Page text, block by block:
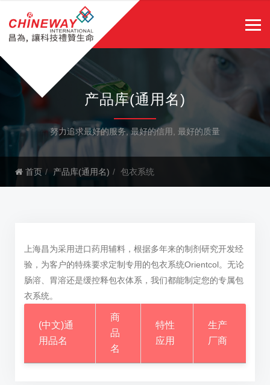
产品库(通用名)
努力追求最好的服务, 最好的信用, 最好的质量
首页 产品库(通用名) 包衣系统
上海昌为采用进口药用辅料，根据多年来的制剂研究开发经
验，为客户的特殊要求定制专用的包衣系统Orientcol。无论
肠溶、胃溶还是缓控释包衣体系，我们都能制定您的专属包
衣系统。
(中文)通
用品名
商
品
名
特性
应用
生产
厂商